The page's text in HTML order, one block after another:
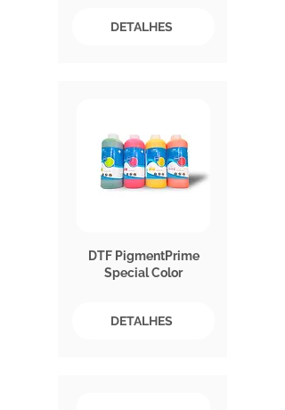
DETALHES
DTF PigmentPrime
Special Color
DETALHES